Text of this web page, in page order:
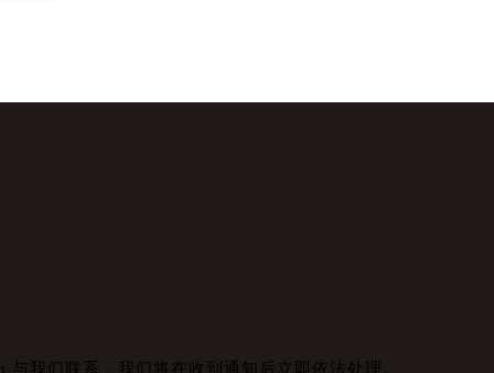
我们联系，我们将在收到通知后立即依法处理。